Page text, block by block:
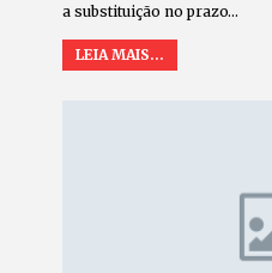
a substituição no prazo…
LEIA MAIS...